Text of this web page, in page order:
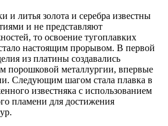
и литья золота и серебра известны
и не представляют
то освоение тугоплавких
настоящим прорывом. В первой
из платины создавались
порошковой металлургии, впервые
Следующим шагом стала плавка в
известняка с использованием
пламени для достижения